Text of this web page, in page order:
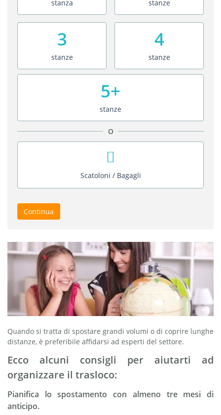
stanza stanze
3
stanze
4
stanze
5+
stanze
O
Scatoloni / Bagagli
Continua
Quando si tratta di spostare grandi volumi o di coprire lunghe
distanze, è preferibile affidarsi ad esperti del settore.
Ecco alcuni consigli per aiutarti ad
organizzare il trasloco:
Pianifica lo spostamento con almeno tre mesi di
anticipo.